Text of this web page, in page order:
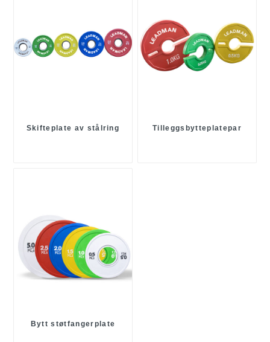
Skifteplate av stålring Tilleggsbytteplatepar
Bytt støtfangerplate